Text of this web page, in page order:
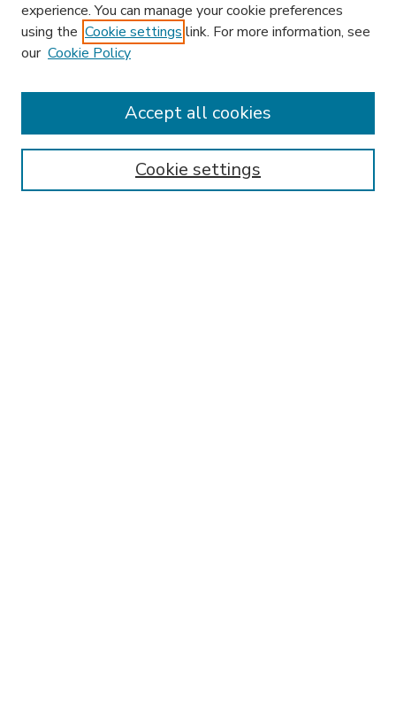
experience. You can manage your cookie preferences
using the Cookie settings link. For more information, see
our Cookie Policy
Cookie settings
Accept all cookies